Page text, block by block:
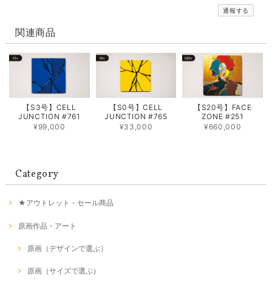
通報する
関連商品
【S3号】CELL
JUNCTION #761
¥99,000
【S0号】CELL
JUNCTION #765
¥33,000
【S20号】FACE
ZONE #251
¥660,000
Category
★アウトレット・セール商品
原画作品・アート
原画（デザインで選ぶ）
原画（サイズで選ぶ）